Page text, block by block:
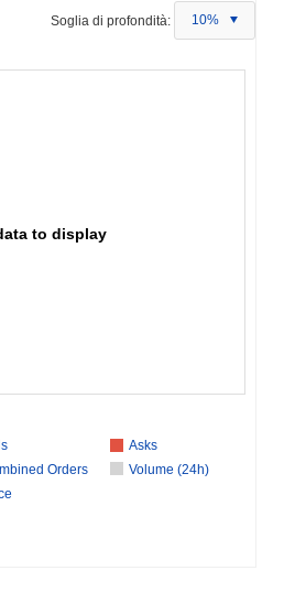
Soglia di profondità: 10%
to display
Asks
Orders
Volume (24h)